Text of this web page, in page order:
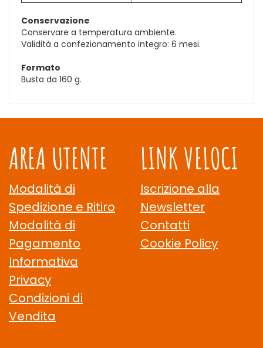
Conservazione
Conservare a temperatura ambiente.
Validità a confezionamento integro: 6 mesi.
Formato
Busta da 160 g.
AREA UTENTE
Modalità di
Spedizione e Ritiro
Modalità di
Pagamento
Informativa
Privacy
Condizioni di
Vendita
LINK VELOCI
Iscrizione alla
Newsletter
Contatti
Cookie Policy